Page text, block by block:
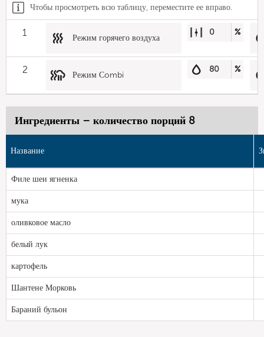
Чтобы просмотреть всю таблицу, переместите ее вправо.
1 Режим горячего воздуха
0 %
2 Режим Сombi
80 %
Ингредиенты – количество порций 8
Название
Филе шеи ягненка
мука
оливковое масло
белый лук
картофель
Шантене Морковь
Бараний бульон